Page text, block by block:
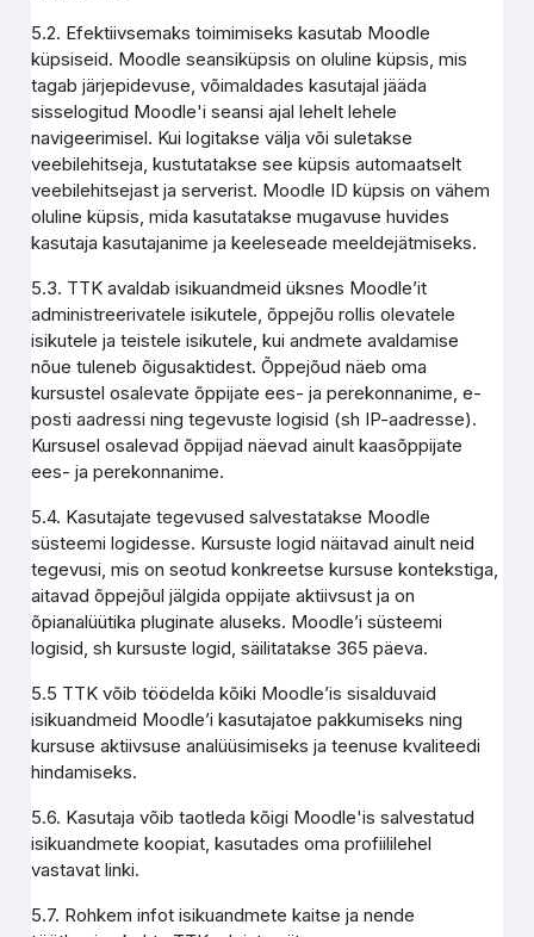
5.2. Efektiivsemaks toimimiseks kasutab Moodle
küpsiseid. Moodle seansiküpsis on oluline küpsis, mis
tagab järjepidevuse, võimaldades kasutajal jääda
sisselogitud Moodle'i seansi ajal lehelt lehele
navigeerimisel. Kui logitakse välja või suletakse
veebilehitseja, kustutatakse see küpsis automaatselt
veebilehitsejast ja serverist. Moodle ID küpsis on vähem
oluline küpsis, mida kasutatakse mugavuse huvides
kasutaja kasutajanime ja keeleseade meeldejätmiseks.
5.3. TTK avaldab isikuandmeid üksnes Moodle’it
administreerivatele isikutele, õppejõu rollis olevatele
isikutele ja teistele isikutele, kui andmete avaldamise
nõue tuleneb õigusaktidest. Õppejõud näeb oma
kursustel osalevate õppijate ees- ja perekonnanime, e-
posti aadressi ning tegevuste logisid (sh IP-aadresse).
Kursusel osalevad õppijad näevad ainult kaasõppijate
ees- ja perekonnanime.
5.4. Kasutajate tegevused salvestatakse Moodle
süsteemi logidesse. Kursuste logid näitavad ainult neid
tegevusi, mis on seotud konkreetse kursuse kontekstiga,
aitavad õppejõul jälgida oppijate aktiivsust ja on
õpianalüütika pluginate aluseks. Moodle’i süsteemi
logisid, sh kursuste logid, säilitatakse 365 päeva.
5.5 TTK võib töödelda kõiki Moodle’is sisalduvaid
isikuandmeid Moodle’i kasutajatoe pakkumiseks ning
kursuse aktiivsuse analüüsimiseks ja teenuse kvaliteedi
hindamiseks.
5.6. Kasutaja võib taotleda kõigi Moodle'is salvestatud
isikuandmete koopiat, kasutades oma profiililehel
vastavat linki.
5.7. Rohkem infot isikuandmete kaitse ja nende